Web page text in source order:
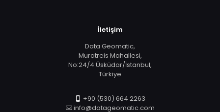
İletişim
Data Geomatic,
Muratreis Mahallesi,
No:24/4 Üsküdar/İstanbul,
Türkiye
+90 (530) 664 2263
info@datageomatic.com